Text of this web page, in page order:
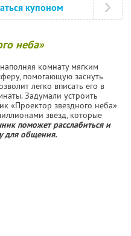
купоном
неба»
комнату мягким
помогающую заснуть
легко вписать его в
Задумали устроить
«Проектор звездного неба»
звезд, которые
поможет расслабиться и
для общения.